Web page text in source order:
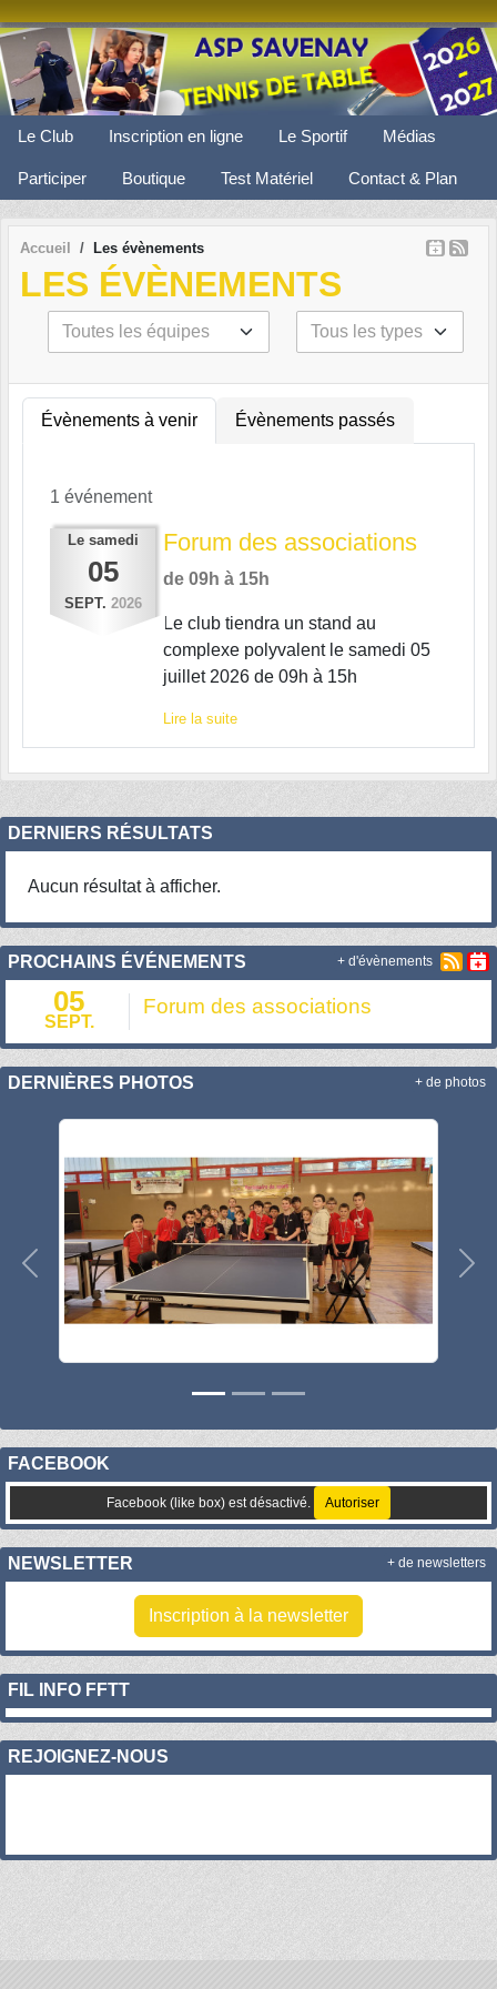
Le Club Inscription en ligne Le Sportif Médias
Participer Boutique Test Matériel Contact & Plan
Accueil Les évènements
LES ÉVÈNEMENTS
Évènements à venir Évènements passés
1 événement
Le samedi
05
SEPT. 2026
Forum des associations
de 09h à 15h
Le club tiendra un stand au
complexe polyvalent le samedi 05
juillet 2026 de 09h à 15h
Lire la suite
DERNIERS RÉSULTATS
Aucun résultat à afficher.
PROCHAINS ÉVÉNEMENTS
05
SEPT.
Forum des associations
+ d'évènements
DERNIÈRES PHOTOS
Précedent
+ de photos
FACEBOOK
Facebook (like box) est désactivé. Autoriser
NEWSLETTER
Inscription à la newsletter
+ de newsletters
FIL INFO FFTT
REJOIGNEZ-NOUS